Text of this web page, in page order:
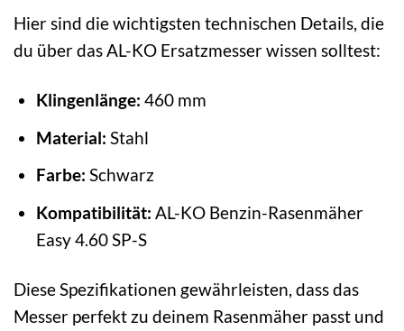
Hier sind die wichtigsten technischen Details, die
du über das AL-KO Ersatzmesser wissen solltest:
Klingenlänge: 460 mm
Material: Stahl
Farbe: Schwarz
Kompatibilität: AL-KO Benzin-Rasenmäher
Easy 4.60 SP-S
Diese Spezifikationen gewährleisten, dass das
Messer perfekt zu deinem Rasenmäher passt und